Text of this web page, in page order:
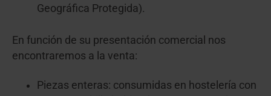
Geográfica Protegida).
En función de su presentación comercial nos
encontraremos a la venta:
Piezas enteras: consumidas en hostelería con